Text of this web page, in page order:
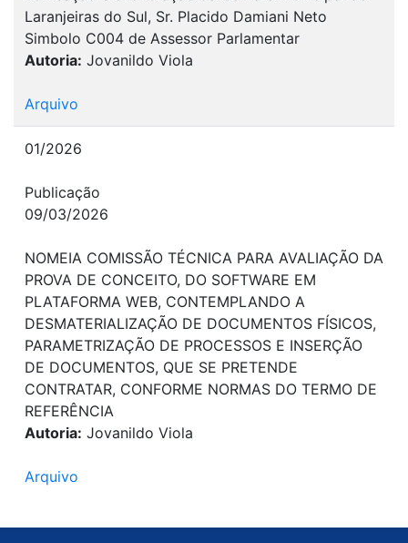
Laranjeiras do Sul, Sr. Placido Damiani Neto
Simbolo C004 de Assessor Parlamentar
Autoria: Jovanildo Viola
Arquivo
01/2026
Publicação
09/03/2026
NOMEIA COMISSÃO TÉCNICA PARA AVALIAÇÃO DA
PROVA DE CONCEITO, DO SOFTWARE EM
PLATAFORMA WEB, CONTEMPLANDO A
DESMATERIALIZAÇÃO DE DOCUMENTOS FÍSICOS,
PARAMETRIZAÇÃO DE PROCESSOS E INSERÇÃO
DE DOCUMENTOS, QUE SE PRETENDE
CONTRATAR, CONFORME NORMAS DO TERMO DE
REFERÊNCIA
Autoria: Jovanildo Viola
Arquivo